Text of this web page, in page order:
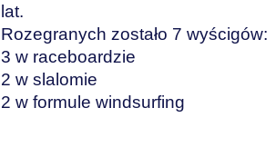
lat.
Rozegranych zostało 7 wyścigów:
3 w raceboardzie
2 w slalomie
2 w formule windsurfing